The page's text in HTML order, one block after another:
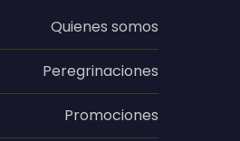
Quienes somos
Peregrinaciones
Promociones